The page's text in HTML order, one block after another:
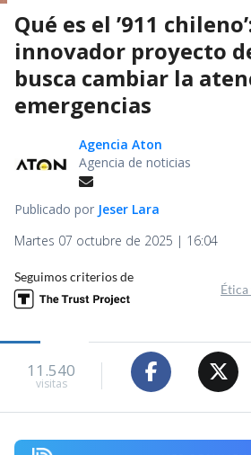
Qué es el ’911
innovador proyecto
busca cambiar la
emergencias
Agencia Aton
Agencia de noticias
Publicado por Jeser Lara
Martes 07 octubre de 2025 | 16:04
Seguimos criterios de
Ética
11.540
visitas